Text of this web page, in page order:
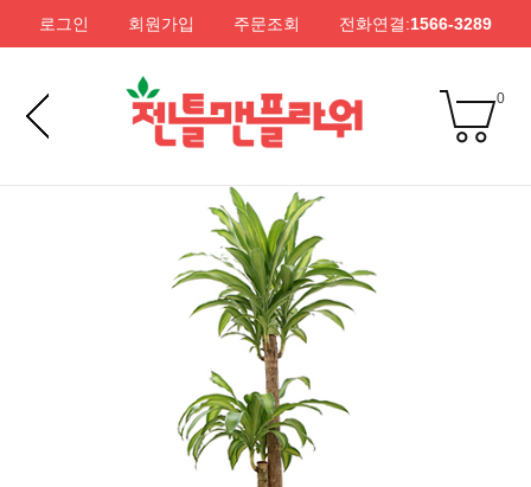
로그인 회원가입 주문조회 전화연결:1566-3289
0